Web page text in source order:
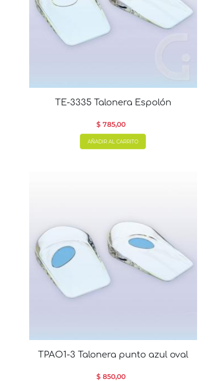
TE-3335 Talonera Espolón
$ 785,00
AÑADIR AL CARRITO
TPAO1-3 Talonera punto azul oval
$ 850,00